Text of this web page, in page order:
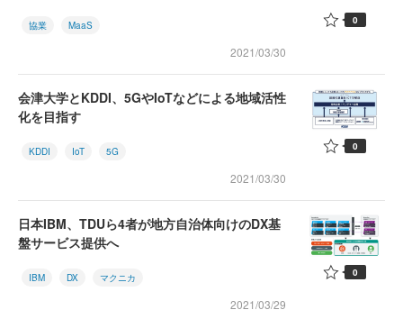
協業 MaaS
2021/03/30
0
会津大学とKDDI、5GやIoTなどによる地域活性
化を目指す
KDDI IoT 5G
2021/03/30
0
日本IBM、TDUら4者が地方自治体向けのDX基
盤サービス提供へ
IBM DX マクニカ
2021/03/29
0